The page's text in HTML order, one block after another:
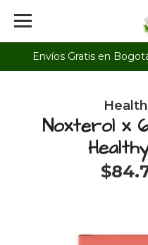
Envíos Gratis en
Noxterol x